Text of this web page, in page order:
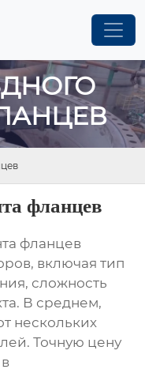
фланцев
фланцев
включая тип
сложность
В среднем,
нескольких
Точную цену